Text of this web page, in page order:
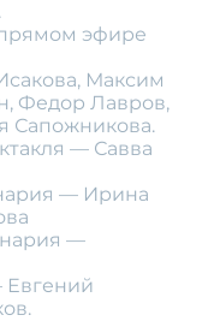
эфире
Максим
Федор Лавров,
Сапожникова.
— Савва
— Ирина
—
Евгений